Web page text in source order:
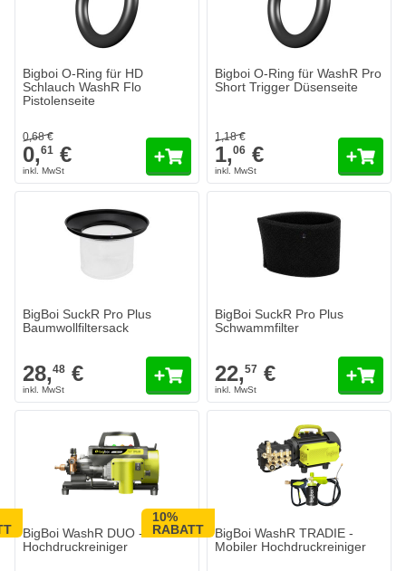
Bigboi O-Ring für HD
Schlauch WashR Flo
Pistolenseite
0,68€
0,61 €
Bigboi O-Ring für WashR Pro
Short Trigger Düsenseite
1,18€
1,06 €
BigBoi SuckR Pro Plus
Baumwollfiltersack
28,48 €
BigBoi SuckR Pro Plus
Schwammfilter
22,57 €
BigBoi WashR DUO -
Hochdruckreiniger
Der Preis hängt von den auf der Produktseite gewählten Optionen
10%
RABATT
BigBoi WashR TRADIE -
Mobiler Hochdruckreiniger